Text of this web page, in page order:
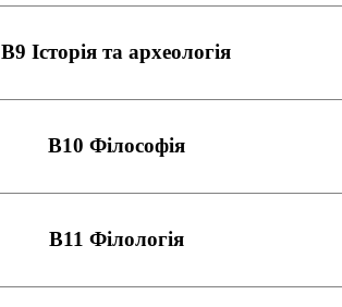
В9 Історія та археологія
В10 Філософія
В11 Філологія